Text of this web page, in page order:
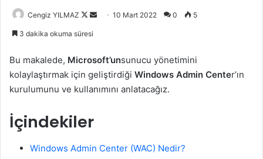
Cengiz YILMAZ
Follow
Bir
göndermek
10 Mart 2022 0 5
3 dakika okuma süresi
Bu makalede, Microsoft’unsunucu yönetimini
kolaylaştırmak için geliştirdiği Windows Admin Center’ın
kurulumunu ve kullanımını anlatacağız.
İçindekiler
Windows Admin Center (WAC) Nedir?